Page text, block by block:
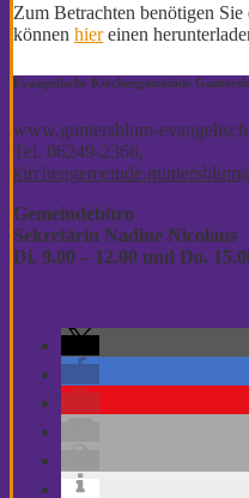
Zum Betrachten benötigen
können hiereinen
Evangelische Kirchengemeinde
www.guntersblum-
Tel. 06249-2366,
Gemeindebüro
Sekretärin Nadine Nicolaus
Di. 9.00 – 12.00 und Do.